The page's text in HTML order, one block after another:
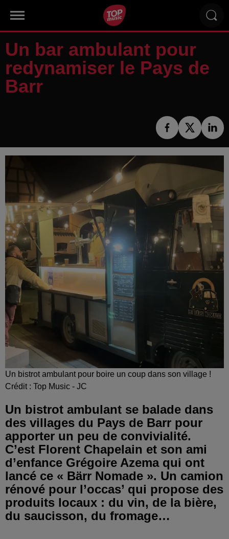
Un bar ambulant pour
redynamiser le Pays de
Barr
Un bistrot ambulant pour boire un coup dans son village !
Crédit : Top Music - JC
Un bistrot ambulant se balade dans
des villages du Pays de Barr pour
apporter un peu de convivialité.
C’est Florent Chapelain et son ami
d’enfance Grégoire Azema qui ont
lancé ce « Bärr Nomade ». Un camion
rénové pour l’occas’ qui propose des
produits locaux : du vin, de la bière,
du saucisson, du fromage…